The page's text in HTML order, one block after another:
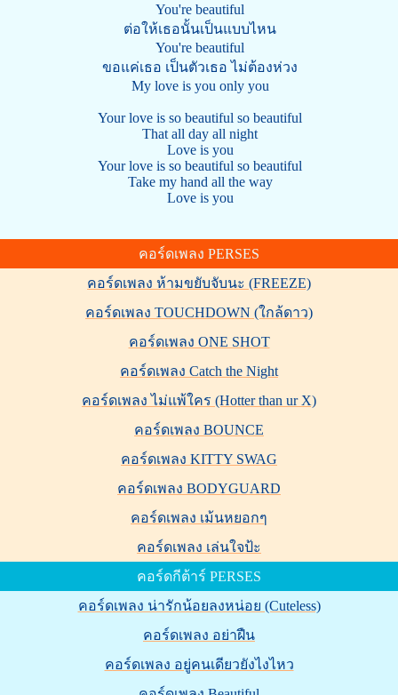
You're beautiful
ต่อให้เธอนั้นเป็นแบบไหน
You're beautiful
ขอแค่เธอ เป็นตัวเธอ ไม่ต้องห่วง
My love is you only you
Your love is so beautiful so beautiful
That all day all night
Love is you
Your love is so beautiful so beautiful
Take my hand all the way
Love is you
คอร์ดเพลง PERSES
คอร์ดเพลง ห้ามขยับจับนะ (FREEZE)
คอร์ดเพลง TOUCHDOWN (ใกล้ดาว)
คอร์ดเพลง ONE SHOT
คอร์ดเพลง Catch the Night
คอร์ดเพลง ไม่แพ้ใคร (Hotter than ur X)
คอร์ดเพลง BOUNCE
คอร์ดเพลง KITTY SWAG
คอร์ดเพลง BODYGUARD
คอร์ดเพลง เม้นหยอกๆ
คอร์ดเพลง เล่นใจป้ะ
คอร์ดกีต้าร์ PERSES
คอร์ดเพลง น่ารักน้อยลงหน่อย (Cuteless)
คอร์ดเพลง อย่าฝืน
คอร์ดเพลง อยู่คนเดียวยังไงไหว